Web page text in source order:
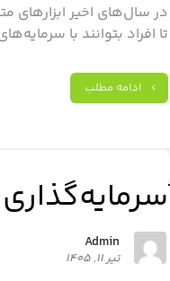
در سال‌های اخیر ابزارهای
تا افراد بتوانند با
ادامه مطلب
Admin
تیر ۱۱, ۱۴۰۵